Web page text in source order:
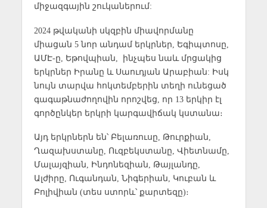
միջազգային շուկաներում:
2024 թվականի սկզբին միավորմանը
միացան 5 նոր անդամ երկրներ, Եգիպտոսը,
ԱՄԷ-ը, Եթովպիան, ինչպես նաև մրցակից
երկրներ Իրանը և Սաուդյան Արաբիան: Իսկ
նույն տարվա հոկտեմբերին տեղի ունեցած
գագաթնաժողովին որոշվեց, որ 13 երկիր էլ
գործընկեր երկրի կարգավիճակ կստանա։
Այդ երկրներն են՝ Բելառուսը, Թուրքիան,
Ղազախստանը, Ուզբեկստանը, Վիետնամը,
Մալայզիան, Ինդոնեզիան, Թայլանդը,
Ալժիրը, Ուգանդան, Նիգերիան, Կուբան և
Բոլիվիան (տես ստորև՝ քարտեզը)։